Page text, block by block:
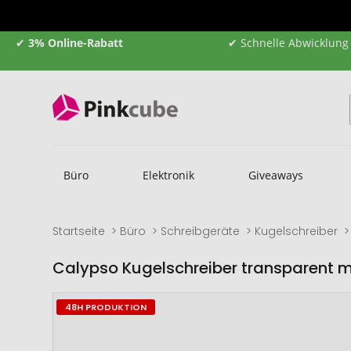
✔ 3% Online-Rabatt ✔ Schnelle Abwicklung
Büro Elektronik Giveaways
Startseite Büro Schreibgeräte Kugelschreiber
Calypso Kugelschreiber transparent
Zum
Ende
Zum
Anfang
48H PRODUKTION